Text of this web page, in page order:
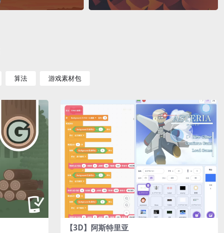
算法 游戏素材包
【3D】阿斯特里亚